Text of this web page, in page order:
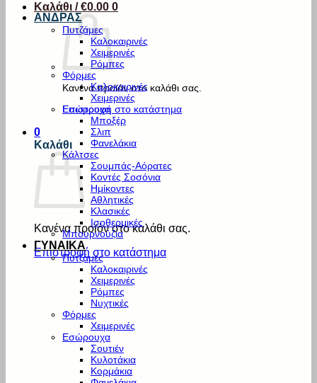
Καλάθι /€0.00 0
Κανένα προϊόν στο καλάθι σας.
Επιστροφή στο κατάστημα
0
Καλάθι
Κανένα προϊόν στο καλάθι σας.
Επιστροφή στο κατάστημα
ΑΝΔΡΑΣ
Πυτζάμες
Καλοκαιρινές
Χειμερινές
Ρόμπες
Φόρμες
Καλοκαιρινές
Χειμερινές
Εσώρουχα
Μποξέρ
Σλιπ
Φανελάκια
Κάλτσες
Σουμπάς-Αόρατες
Κοντές Σοσόνια
Ημίκοντες
Αθλητικές
Κλασικές
Ισοθερμικές
Μπουρνούζια
ΓΥΝΑΙΚΑ
Πυτζάμες
Καλοκαιρινές
Χειμερινές
Ρόμπες
Νυχτικές
Φόρμες
Χειμερινές
Εσώρουχα
Σουτιέν
Κυλοτάκια
Κορμάκια